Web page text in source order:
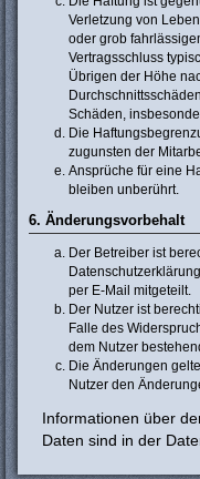
Verletzung von
oder grob
Vertragsschluss
Übrigen der Höhe
Schäden,
Die
zugunsten der
Ansprüche für eine
bleiben unberührt.
6. Änderungsvorbehalt
Der Betreiber ist
per E-Mail mitgeteilt.
Der Nutzer ist
Falle des
dem Nutzer
Die Änderungen
Nutzer den
Informationen über
Daten sind in der